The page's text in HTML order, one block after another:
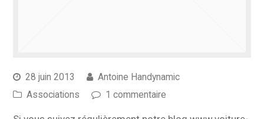
28 juin 2013
Antoine Handynamic
Associations
1 commentaire